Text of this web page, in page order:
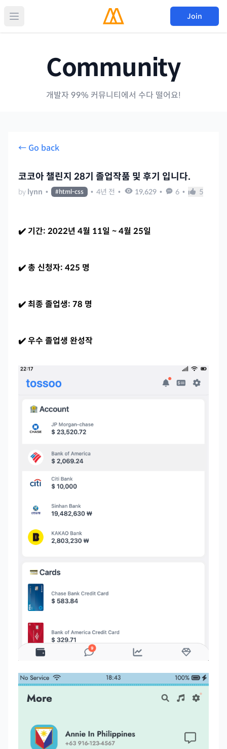
Join
Community
개발자 99% 커뮤니티에서 수다 떨어요!
← Go back
코코아 챌린지 28기 졸업작품 및 후기 입니다.
by lynn • #html-css • 4년 전 • 19,629 • 6 • 5
✔️ 기간: 2022년 4월 11일 ~ 4월 25일
✔️ 총 신청자: 425 명
✔️ 최종 졸업생: 78 명
✔️ 우수 졸업생 완성작